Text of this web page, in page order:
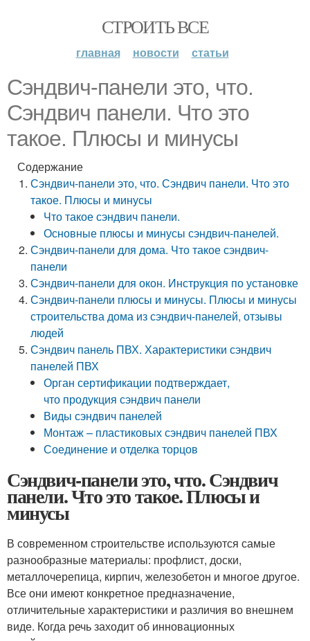
СТРОИТЬ ВСЕ
главная новости статьи
Сэндвич-панели это, что.
Сэндвич панели. Что это
такое. Плюсы и минусы
Содержание
Сэндвич-панели это, что. Сэндвич панели. Что это
такое. Плюсы и минусы
Что такое сэндвич панели.
Основные плюсы и минусы сэндвич-панелей.
Сэндвич-панели для дома. Что такое сэндвич-
панели
Сэндвич-панели для окон. Инструкция по установке
Сэндвич-панели плюсы и минусы. Плюсы и минусы
строительства дома из сэндвич-панелей, отзывы
людей
Сэндвич панель ПВХ. Характеристики сэндвич
панелей ПВХ
Орган сертификации подтверждает,
что продукция сэндвич панели
Виды сэндвич панелей
Монтаж – пластиковых сэндвич панелей ПВХ
Соединение и отделка торцов
Сэндвич-панели это, что. Сэндвич
панели. Что это такое. Плюсы и
минусы
В современном строительстве используются самые
разнообразные материалы: профлист, доски,
металлочерепица, кирпич, железобетон и многое другое.
Все они имеют конкретное предназначение,
отличительные характеристики и различия во внешнем
виде. Когда речь заходит об инновационных